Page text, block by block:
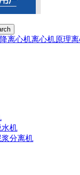
离心机离心机原理
机
分离机